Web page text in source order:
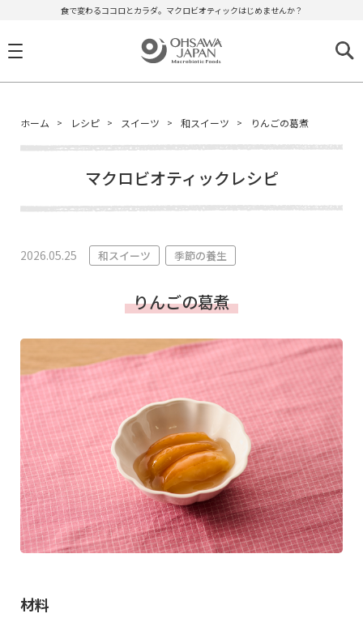
食で変わるココロとカラダ。マクロビオティックはじめませんか？
ホーム レシピ スイーツ 和スイーツ りんごの葛煮
マクロビオティックレシピ
2026.05.25 和スイーツ 季節の養生
りんごの葛煮
材料